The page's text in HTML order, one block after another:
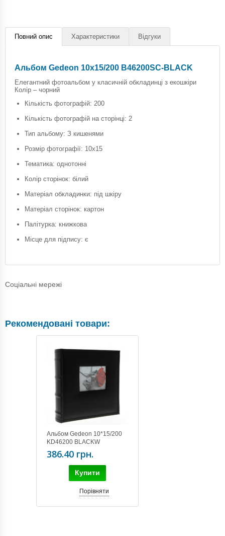
Повний опис Характеристики Відгуки
Альбом Gedeon 10х15/200 B46200SC-BLACK
Елегантний фотоальбом у класичній обкладинці з екошкіри
Колір – чорний
Кількість фотографій: 200
Кількість фотографій на сторінці: 2
Тип альбому: З кишенями
Розмір фотографії: 10х15
Тематика: однотонні
Колір сторінок: білий
Матеріал обкладинки: під шкіру
Матеріал сторінок: картон
Палітурка: книжкова
Місце для підпису: є
Соціальні мережі
Рекомендовані товари:
Альбом Gedeon 10*15/200
KD46200 BLACKW
386.40 грн.
Купити
Порівняти